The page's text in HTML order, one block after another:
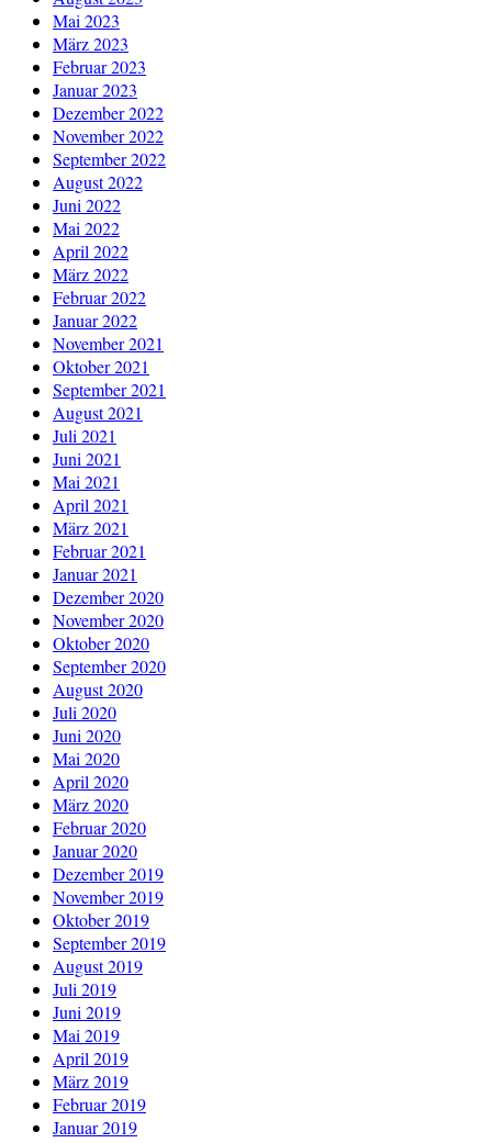
Mai 2023
März 2023
Februar 2023
Januar 2023
Dezember 2022
November 2022
September 2022
August 2022
Juni 2022
Mai 2022
April 2022
März 2022
Februar 2022
Januar 2022
November 2021
Oktober 2021
September 2021
August 2021
Juli 2021
Juni 2021
Mai 2021
April 2021
März 2021
Februar 2021
Januar 2021
Dezember 2020
November 2020
Oktober 2020
September 2020
August 2020
Juli 2020
Juni 2020
Mai 2020
April 2020
März 2020
Februar 2020
Januar 2020
Dezember 2019
November 2019
Oktober 2019
September 2019
August 2019
Juli 2019
Juni 2019
Mai 2019
April 2019
März 2019
Februar 2019
Januar 2019